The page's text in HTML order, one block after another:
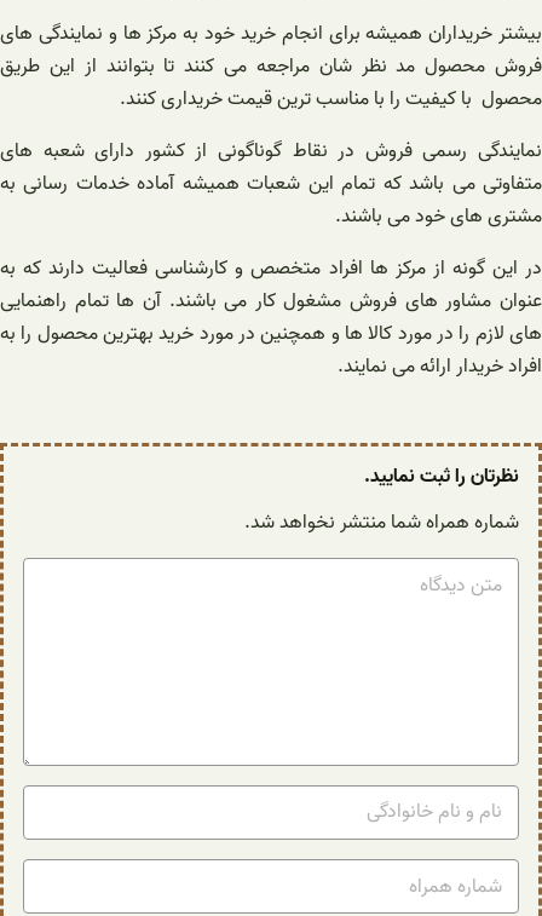
بیشتر خریداران همیشه برای انجام خرید خود به مرکز ها و نمایندگی های
فروش محصول مد نظر شان مراجعه می کنند تا بتوانند از این طریق
محصول با کیفیت را با مناسب ترین قیمت خریداری کنند.
نمایندگی رسمی فروش در نقاط گوناگونی از کشور دارای شعبه های
متفاوتی می باشد که تمام این شعبات همیشه آماده خدمات رسانی به
مشتری های خود می باشند.
در این گونه از مرکز ها افراد متخصص و کارشناسی فعالیت دارند که به
عنوان مشاور های فروش مشغول کار می باشند. آن ها تمام راهنمایی
های لازم را در مورد کالا ها و همچنین در مورد خرید بهترین محصول را به
افراد خریدار ارائه می نمایند.
نظرتان را ثبت نمایید.
شماره همراه شما منتشر نخواهد شد.